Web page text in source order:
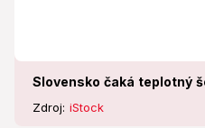
Slovensko čaká teplotný
Zdroj: iStock